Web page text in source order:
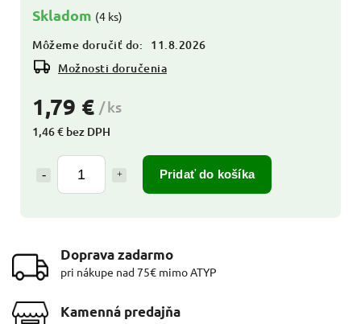
1,79 € / ks
1,46 € bez DPH
Pridať do košíka
Skladom (4 ks)
Môžeme doručiť do:
11.8.2026
Možnosti doručenia
Doprava zadarmo
pri nákupe nad 75€ mimo ATYP
Kamenná predajňa